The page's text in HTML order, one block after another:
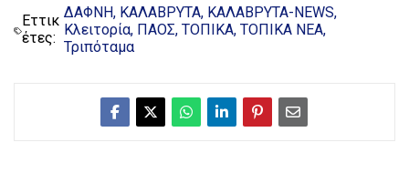
Εττικ
έτες:
ΔΑΦΝΗ ΚΑΛΑΒΡΥΤΑ ΚΑΛΑΒΡΥΤΑ-NEWS
Κλειτορία ΠΑΟΣ ΤΟΠΙΚΑ ΤΟΠΙΚΑ ΝΕΑ
Τριπόταμα